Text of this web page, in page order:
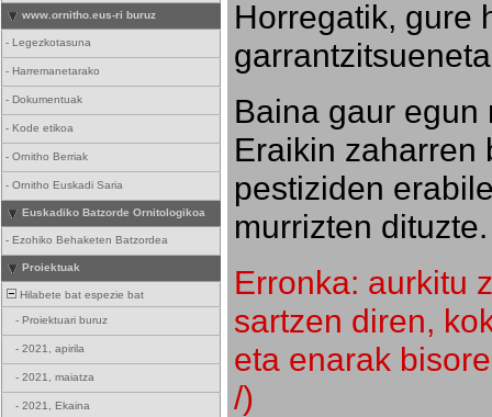
www.ornitho.eus-ri buruz
- Legezkotasuna
- Harremanetarako
- Dokumentuak
- Kode etikoa
- Ornitho Berriak
- Ornitho Euskadi Saria
Euskadiko Batzorde Ornitologikoa
- Ezohiko Behaketen Batzordea
Proiektuak
Hilabete bat espezie bat
- Proiektuari buruz
- 2021, apirila
- 2021, maiatza
- 2021, Ekaina
Horregatik, gure
Baina gaur egun
Eraikin zaharren
pestiziden
murrizten dituzte.
Erronka: aurkitu
sartzen diren,
eta enarak
/)